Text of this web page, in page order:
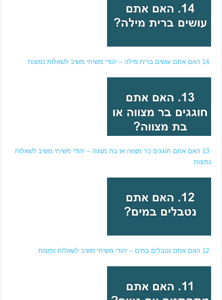
14 האם אתם עושים ברית מילה – יהודי משיחי משיב לשאלות נפוצות
13 האם אתם חוגגים בר מצווה או בת מצווה – יהודי משיחי משיב לשאלות
נפוצות
12 האם אתם נטבלים במים – יהודי משיחי משיב לשאלות נפוצות